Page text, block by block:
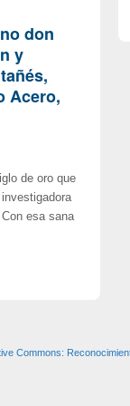
don
y
Acero,
de oro que
esa sana
Commons: